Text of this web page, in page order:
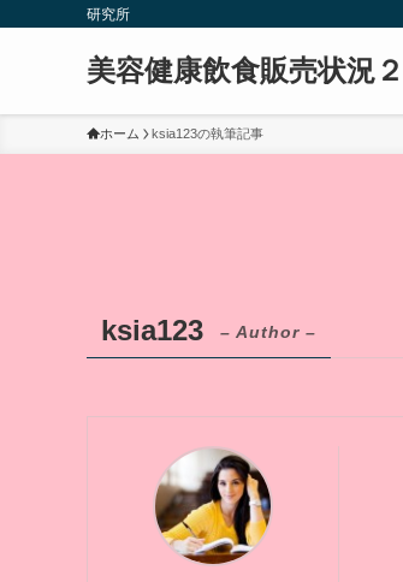
研究所
美容健康飲食販売状況２
ホーム ksia123の執筆記事
ksia123 – Author –